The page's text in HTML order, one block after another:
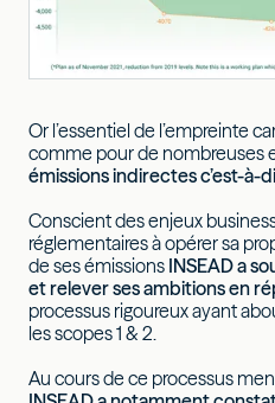
Or l’essentiel de l’empreinte
comme pour de nombreuses
émissions indirectes c’est-à-
Conscient des enjeux
réglementaires à opérer sa
de ses émissions INSEAD a
et relever ses ambitions en
processus rigoureux ayant
les scopes 1 & 2.
Au cours de ce processus